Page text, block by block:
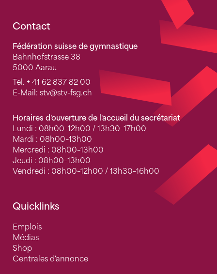
Fusszeile
Contact
Fédération suisse de gymnastique
Bahnhofstrasse 38
5000 Aarau
Tel. + 41 62 837 82 00
E-Mail: stv@stv-fsg.ch
Horaires d'ouverture de l'accueil du secrétariat
Lundi : 08h00–12h00 / 13h30–17h00
Mardi : 08h00–13h00
Mercredi : 08h00–13h00
Jeudi : 08h00–13h00
Vendredi : 08h00–12h00 / 13h30–16h00
Quicklinks
Emplois
Médias
Shop
Centrales d'annonce